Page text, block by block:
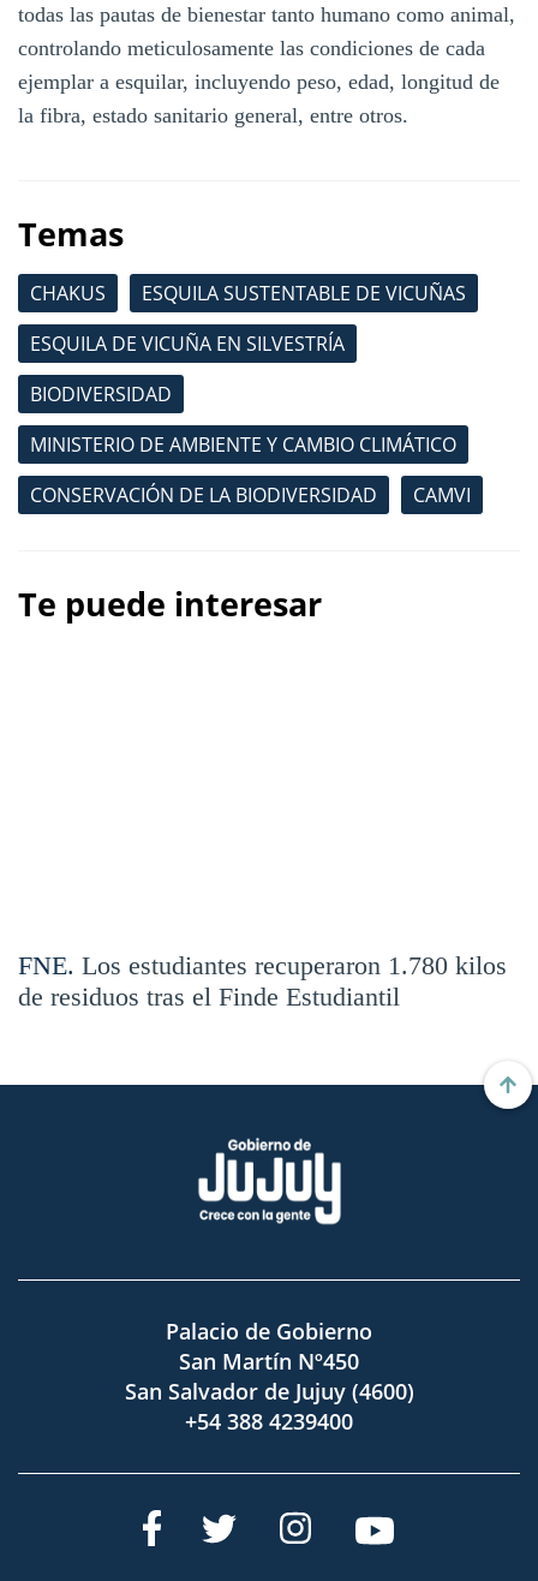
todas las pautas de bienestar tanto humano como animal,
controlando meticulosamente las condiciones de cada
ejemplar a esquilar, incluyendo peso, edad, longitud de
la fibra, estado sanitario general, entre otros.
Temas
CHAKUS
ESQUILA SUSTENTABLE DE VICUÑAS
ESQUILA DE VICUÑA EN SILVESTRÍA
BIODIVERSIDAD
MINISTERIO DE AMBIENTE Y CAMBIO CLIMÁTICO
CONSERVACIÓN DE LA BIODIVERSIDAD
CAMVI
Te puede interesar
FNE. Los estudiantes recuperaron 1.780 kilos
de residuos tras el Finde Estudiantil
Palacio de Gobierno
San Martín Nº450
San Salvador de Jujuy (4600)
+54 388 4239400